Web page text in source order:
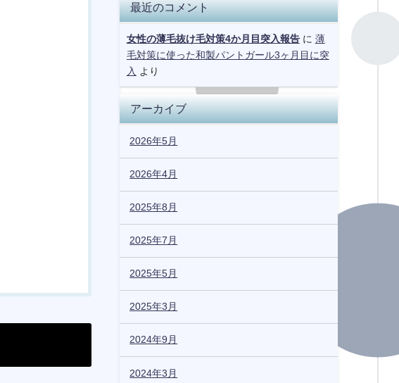
最近のコメント
女性の薄毛抜け毛対策4か月目突入報告に 薄
毛対策に使った和製パントガール3ヶ月目に突
入
より
アーカイブ
2026年5月
2026年4月
2025年8月
2025年7月
2025年5月
2025年3月
2024年9月
2024年3月